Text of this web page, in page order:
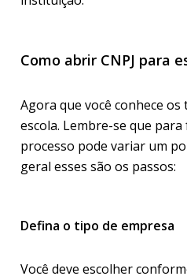
Como abrir CNPJ para
Agora que você conhece os
escola. Lembre-se que
processo pode variar um
geral esses são os passos:
Defina o tipo de empresa
Você deve escolher